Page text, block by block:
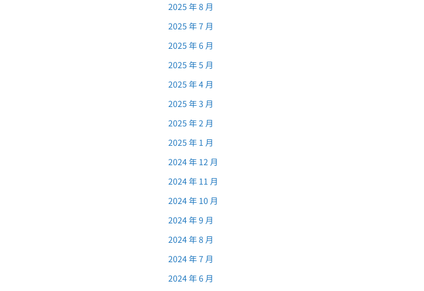
2025 年 8 月
2025 年 7 月
2025 年 6 月
2025 年 5 月
2025 年 4 月
2025 年 3 月
2025 年 2 月
2025 年 1 月
2024 年 12 月
2024 年 11 月
2024 年 10 月
2024 年 9 月
2024 年 8 月
2024 年 7 月
2024 年 6 月